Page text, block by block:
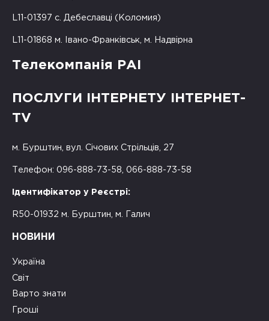
L11-01397 с. Дебеславці (Коломия)
L11-01868 м. Івано-Франківськ, м. Надвірна
Телекомпанія РАІ
ПОСЛУГИ ІНТЕРНЕТУ ІНТЕРНЕТ-
TV
м. Бурштин, вул. Січових Стрільців, 27
Телефон: 096-888-73-58, 066-888-73-58
Ідентифікатор у Реєстрі:
R50-01932 м. Бурштин, м. Галич
НОВИНИ
Україна
Світ
Варто знати
Гроші